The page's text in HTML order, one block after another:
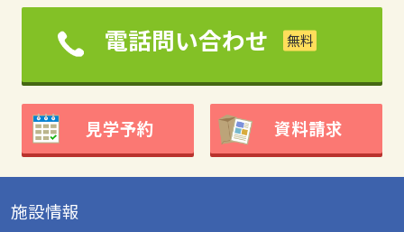
電話問い合わせ
見学予約 資料請求
施設情報